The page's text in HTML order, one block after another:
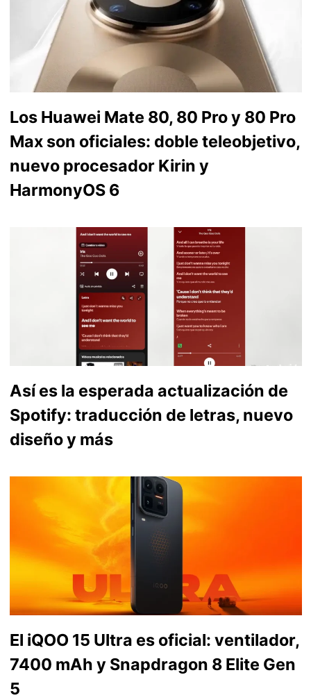
Los Huawei Mate 80, 80 Pro y 80 Pro
Max son oficiales: doble teleobjetivo,
nuevo procesador Kirin y
HarmonyOS 6
Así es la esperada actualización de
Spotify: traducción de letras, nuevo
diseño y más
El iQOO 15 Ultra es oficial: ventilador,
7400 mAh y Snapdragon 8 Elite Gen
5